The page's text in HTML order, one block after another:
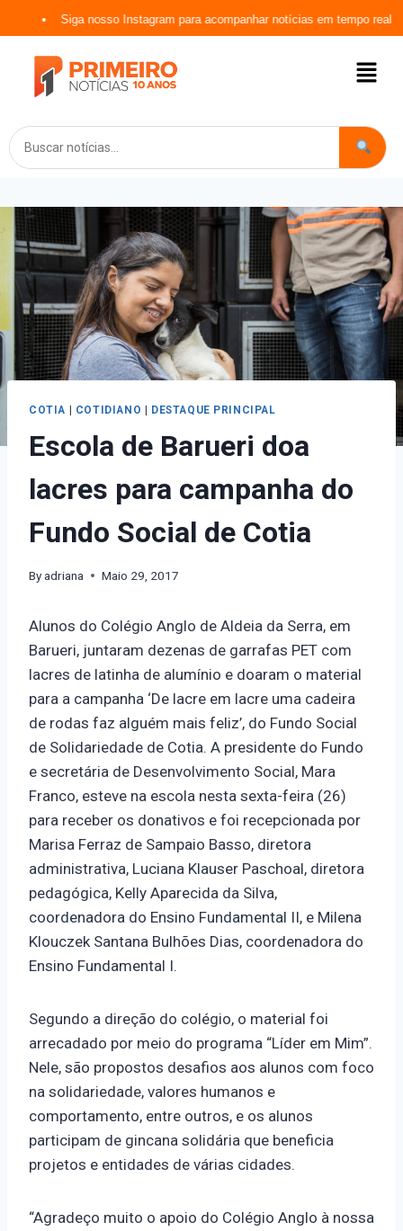
Siga nosso Instagram para acompanhar notícias em tempo real
COTIA COTIDIANO DESTAQUE PRINCIPAL
Escola de Barueri doa
lacres para campanha do
Fundo Social de Cotia
Byadriana Maio 29, 2017
Alunos do Colégio Anglo de Aldeia da Serra, em
Barueri, juntaram dezenas de garrafas PET com
lacres de latinha de alumínio e doaram o material
para a campanha ‘De lacre em lacre uma cadeira
de rodas faz alguém mais feliz’, do Fundo Social
de Solidariedade de Cotia. A presidente do Fundo
e secretária de Desenvolvimento Social, Mara
Franco, esteve na escola nesta sexta-feira (26)
para receber os donativos e foi recepcionada por
Marisa Ferraz de Sampaio Basso, diretora
administrativa, Luciana Klauser Paschoal, diretora
pedagógica, Kelly Aparecida da Silva,
coordenadora do Ensino Fundamental II, e Milena
Klouczek Santana Bulhões Dias, coordenadora do
Ensino Fundamental I.
Segundo a direção do colégio, o material foi
arrecadado por meio do programa “Líder em Mim”.
Nele, são propostos desafios aos alunos com foco
na solidariedade, valores humanos e
comportamento, entre outros, e os alunos
participam de gincana solidária que beneficia
projetos e entidades de várias cidades.
“Agradeço muito o apoio do Colégio Anglo à nossa